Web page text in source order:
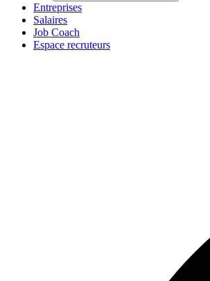
Entreprises
Salaires
Job Coach
Espace recruteurs